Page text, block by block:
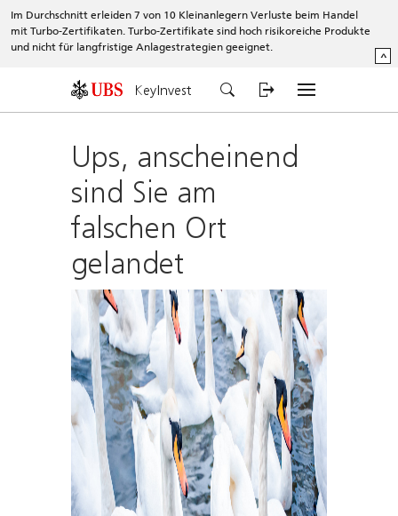
Im Durchschnitt erleiden 7 von 10 Kleinanlegern Verluste beim Handel
mit Turbo-Zertifikaten. Turbo-Zertifikate sind hoch risikoreiche Produkte
und nicht für langfristige Anlagestrategien geeignet.
^
KeyInvest
Ups, anscheinend
sind Sie am
falschen Ort
gelandet